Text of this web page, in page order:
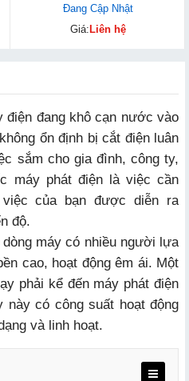
Đang Cập Nhật
Giá: Liên hệ
đang khô cạn nước vào
ổn định bị cắt điện luân
sắm cho gia đình, công ty,
máy phát điện là việc cần
của bạn được diễn ra
độ.
máy có nhiều người lựa
cao, hoạt động êm ái. Một
phải kể đến máy phát điện
này có công suất hoạt động
và linh hoạt.